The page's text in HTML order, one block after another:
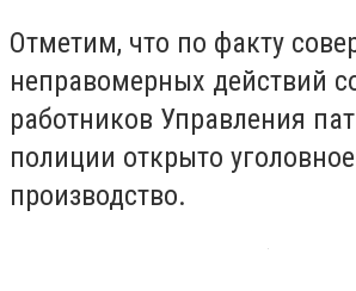
Отметим, что по факту
неправомерных действий
работников Управления
полиции открыто уголовное
производство.